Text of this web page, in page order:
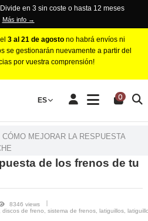
Divide en 3 sin coste o hasta 12 meses
Más info →
3 al 21 de agostono habrá envíos ni
se gestionarán nuevamente a partir del
por vuestra comprensión!
ES 0
CÓMO MEJORAR LA RESPUESTA
de los frenos de tu
8346 views
de freno, sistema de frenos, latiguillos,